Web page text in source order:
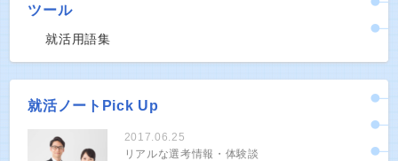
ツール
就活用語集
就活ノートPick Up
2017.06.25
リアルな選考情報・体験談